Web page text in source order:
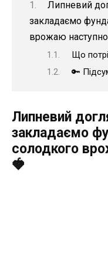
Липневий
закладаємо
врожаю
Що
🔑
Липневий
закладаємо
солодкого
🍓